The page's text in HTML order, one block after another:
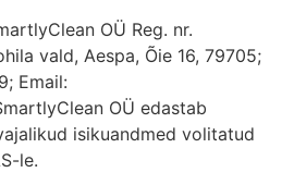
OÜ Reg. nr.
vald, Aespa, Õie 16, 79705;
Email:
OÜ edastab
isikuandmed volitatud
le.